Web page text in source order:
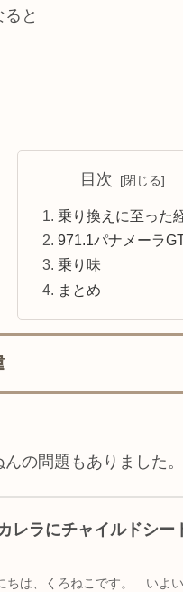
と
目次
乗り換えに至った
971.1パナメーラ
乗り味
まとめ
の問題もありました。
レラにチャイルドシー
ちは、くろねこです。 いよ